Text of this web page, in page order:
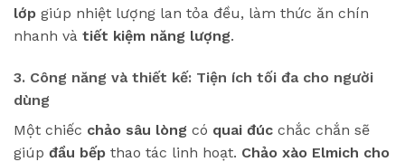
lớp giúp nhiệt lượng lan tỏa đều, làm thức ăn chín
nhanh và tiết kiệm năng lượng.
3. Công năng và thiết kế: Tiện ích tối đa cho người
dùng
Một chiếc chảo sâu lòng có quai đúc chắc chắn sẽ
giúp đầu bếp thao tác linh hoạt. Chảo xào Elmich cho